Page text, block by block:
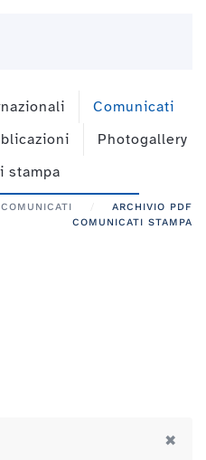
Comunicati
Photogallery
stampa
COMUNICATI
ARCHIVIO PDF
COMUNICATI STAMPA